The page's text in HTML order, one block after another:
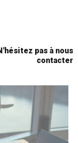
pas à nous
contacter